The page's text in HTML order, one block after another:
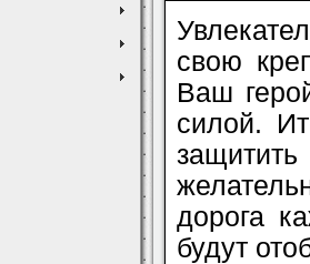
свою
Ваш
силой.
дорога
будут